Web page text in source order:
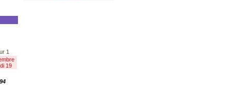
1
19